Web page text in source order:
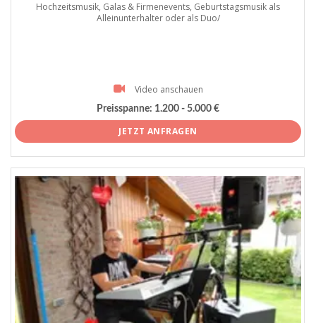
Hochzeitsmusik, Galas & Firmenevents, Geburtstagsmusik als
Alleinunterhalter oder als Duo/
Video anschauen
Preisspanne: 1.200 - 5.000 €
JETZT ANFRAGEN